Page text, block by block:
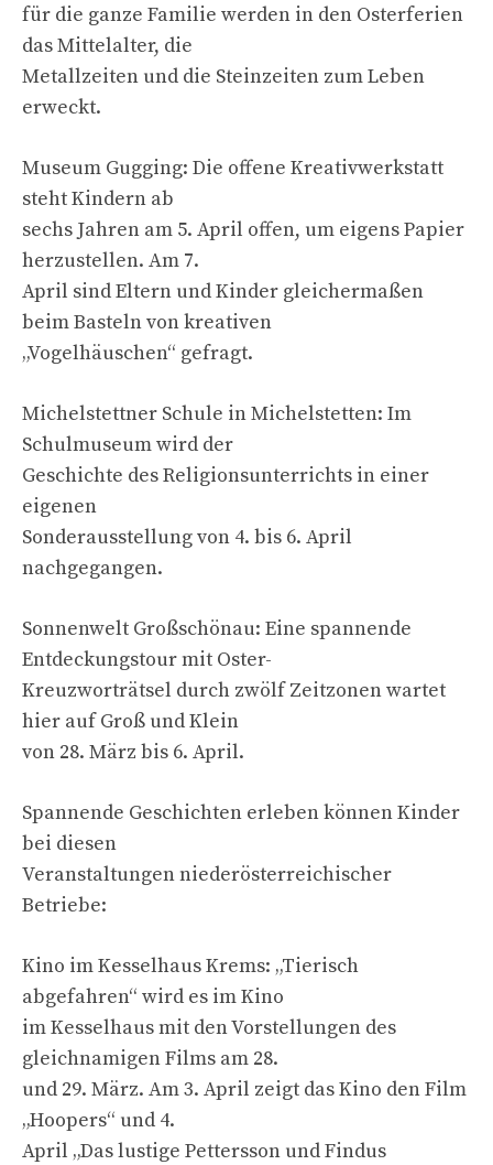
für die ganze Familie werden in den Osterferien
das Mittelalter, die
Metallzeiten und die Steinzeiten zum Leben
erweckt.
Museum Gugging: Die offene Kreativwerkstatt
steht Kindern ab
sechs Jahren am 5. April offen, um eigens Papier
herzustellen. Am 7.
April sind Eltern und Kinder gleichermaßen
beim Basteln von kreativen
„Vogelhäuschen“ gefragt.
Michelstettner Schule in Michelstetten: Im
Schulmuseum wird der
Geschichte des Religionsunterrichts in einer
eigenen
Sonderausstellung von 4. bis 6. April
nachgegangen.
Sonnenwelt Großschönau: Eine spannende
Entdeckungstour mit Oster-
Kreuzworträtsel durch zwölf Zeitzonen wartet
hier auf Groß und Klein
von 28. März bis 6. April.
Spannende Geschichten erleben können Kinder
bei diesen
Veranstaltungen niederösterreichischer
Betriebe:
Kino im Kesselhaus Krems: „Tierisch
abgefahren“ wird es im Kino
im Kesselhaus mit den Vorstellungen des
gleichnamigen Films am 28.
und 29. März. Am 3. April zeigt das Kino den Film
„Hoopers“ und 4.
April „Das lustige Pettersson und Findus